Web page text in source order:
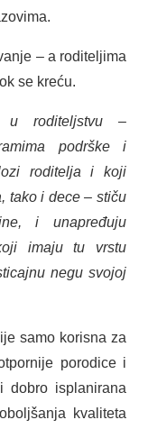
– a roditeljima
se kreću.
u roditeljstvu –
podrške i
roditelja i koji
tako i dece – stiču
i unapređuju
imaju tu vrstu
negu svojoj
samo korisna za
porodice i
dobro isplanirana
kvaliteta